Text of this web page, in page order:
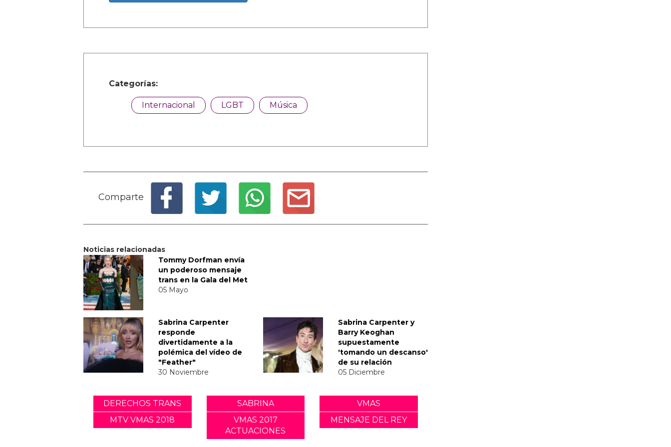
Categorías:
Internacional LGBT Música
Comparte
Noticias relacionadas
Tommy Dorfman envía
un poderoso mensaje
trans en la Gala del Met
05 Mayo
Sabrina Carpenter
responde
divertidamente a la
polémica del vídeo de
"Feather"
30 Noviembre
Sabrina Carpenter y
Barry Keoghan
supuestamente
'tomando un descanso'
de su relación
05 Diciembre
DERECHOS TRANS SABRINA
VMAS
MTV VMAS 2018
VMAS 2017
ACTUACIONES
MENSAJE DEL REY